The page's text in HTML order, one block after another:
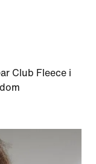
Club Fleece i